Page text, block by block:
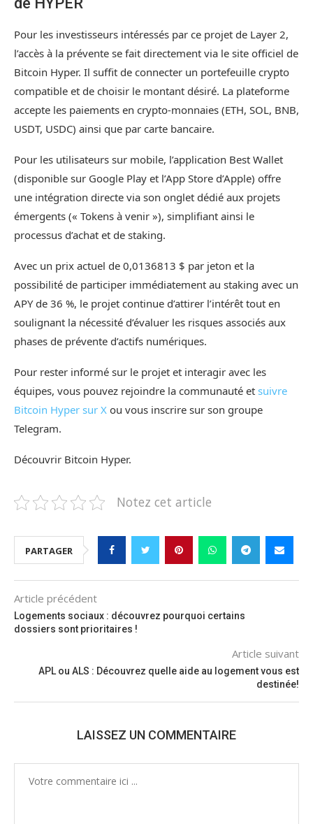
Pour les investisseurs intéressés par ce projet de Layer 2,
l’accès à la prévente se fait directement via le site officiel de
Bitcoin Hyper. Il suffit de connecter un portefeuille crypto
compatible et de choisir le montant désiré. La plateforme
accepte les paiements en crypto-monnaies (ETH, SOL, BNB,
USDT, USDC) ainsi que par carte bancaire.
Pour les utilisateurs sur mobile, l’application Best Wallet
(disponible sur Google Play et l’App Store d’Apple) offre
une intégration directe via son onglet dédié aux projets
émergents (« Tokens à venir »), simplifiant ainsi le
processus d’achat et de staking.
Avec un prix actuel de 0,0136813 $ par jeton et la
possibilité de participer immédiatement au staking avec un
APY de 36 %, le projet continue d’attirer l’intérêt tout en
soulignant la nécessité d’évaluer les risques associés aux
phases de prévente d’actifs numériques.
Pour rester informé sur le projet et interagir avec les
équipes, vous pouvez rejoindre la communauté et suivre
Bitcoin Hyper sur X ou vous inscrire sur son groupe
Telegram.
Découvrir Bitcoin Hyper.
Notez cet article
PARTAGER
Article précédent
Logements sociaux : découvrez pourquoi certains
dossiers sont prioritaires !
Article suivant
APL ou ALS : Découvrez quelle aide au logement vous est
destinée!
LAISSEZ UN COMMENTAIRE